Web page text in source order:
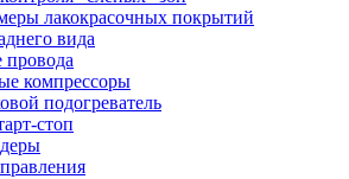
лакокрасочных покрытий
вида
компрессоры
подогреватель
стоп